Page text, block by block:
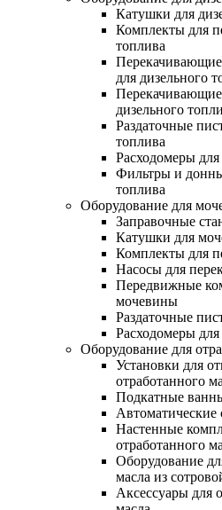
Катушки для
Комплекты для
топлива
для дизельного
Перекачивающие
дизельного
Раздаточные
топлива
Расходомеры для
Фильтры и
топлива
Оборудование для
Заправочные
Катушки для
Комплекты для
Насосы для
Передвижные
мочевины
Раздаточные
Расходомеры
Оборудование для
Установки для
отработанного
Подкатные
Автоматические
Настенные
отработанного
Оборудование
масла из
Аксессуары для